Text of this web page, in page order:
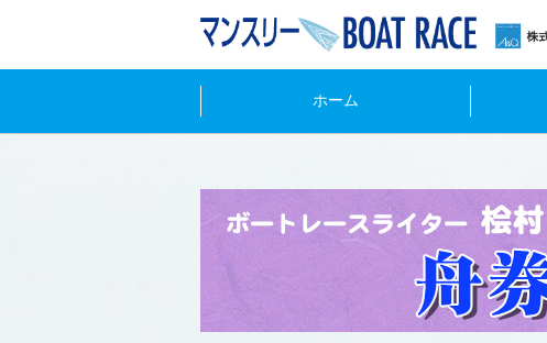
ホーム